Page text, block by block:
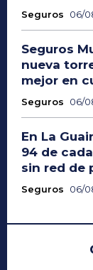
Seguros 06/
Seguros
nueva
mejor en
Seguros 06/
En La
94 de
sin red de
Seguros 06/